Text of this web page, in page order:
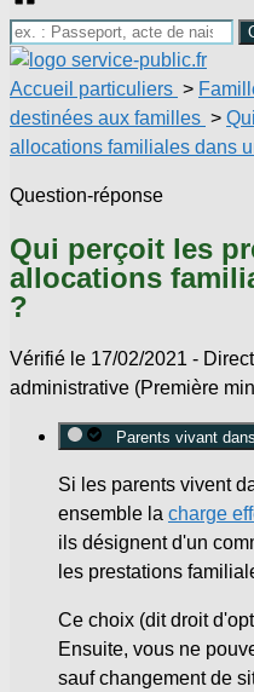
Accueil particuliers >
destinées aux familles >
allocations familiales dans
Question-réponse
Qui perçoit les
allocations
?
Vérifié le 17/02/2021 -
administrative (Première
Parents vivant
Si les parents vivent
ensemble la charge
ils désignent d'un
les prestations
Ce choix (ditdroit
Ensuite, vous ne
sauf changement de